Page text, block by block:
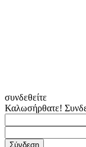
συνδεθείτε
Καλωσήρθατε!